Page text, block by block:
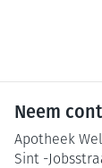
Neem
Apotheek
Sint -